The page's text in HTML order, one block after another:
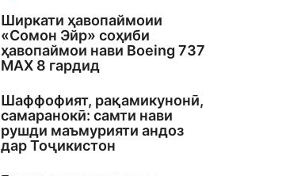
Ширкати ҳавопаймоии
«Сомон Эйр» соҳиби
ҳавопаймои нави Boeing 737
MAX 8 гардид
Шаффофият, рақамикунонӣ,
самаранокӣ: самти нави
рушди маъмурияти андоз
дар Тоҷикистон